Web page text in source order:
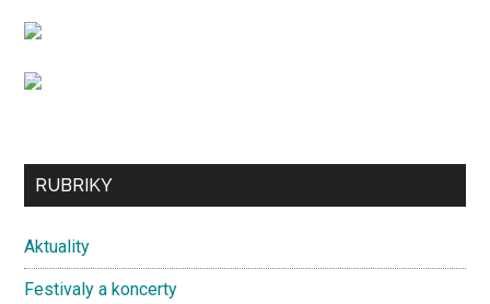
...
Secondary
RUBRIKY
Aktuality
Festivaly a koncerty